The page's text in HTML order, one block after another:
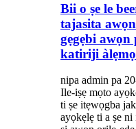
Bii o ṣe le
tajasita
gẹgẹbi
katiriji
nipa admin pa
Ile-iṣẹ mọto
ti ṣe itẹwọgba
ayọkẹlẹ ti a ṣe